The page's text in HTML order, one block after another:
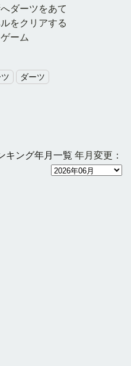
ダーツをあて
をクリアする
ーム
ダーツ
キング年月一覧 年月変更：